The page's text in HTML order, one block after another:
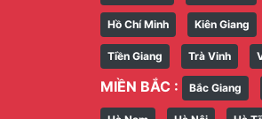
Hồ Chí Minh Kiên Giang
Tiền Giang Trà Vinh
MIỀN BẮC : Bắc Giang